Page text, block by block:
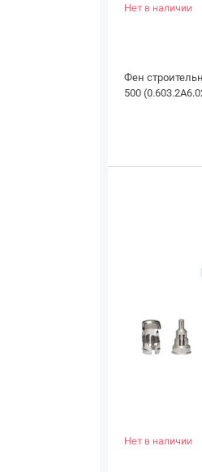
Нет в наличии
Фен
500
Нет в наличии